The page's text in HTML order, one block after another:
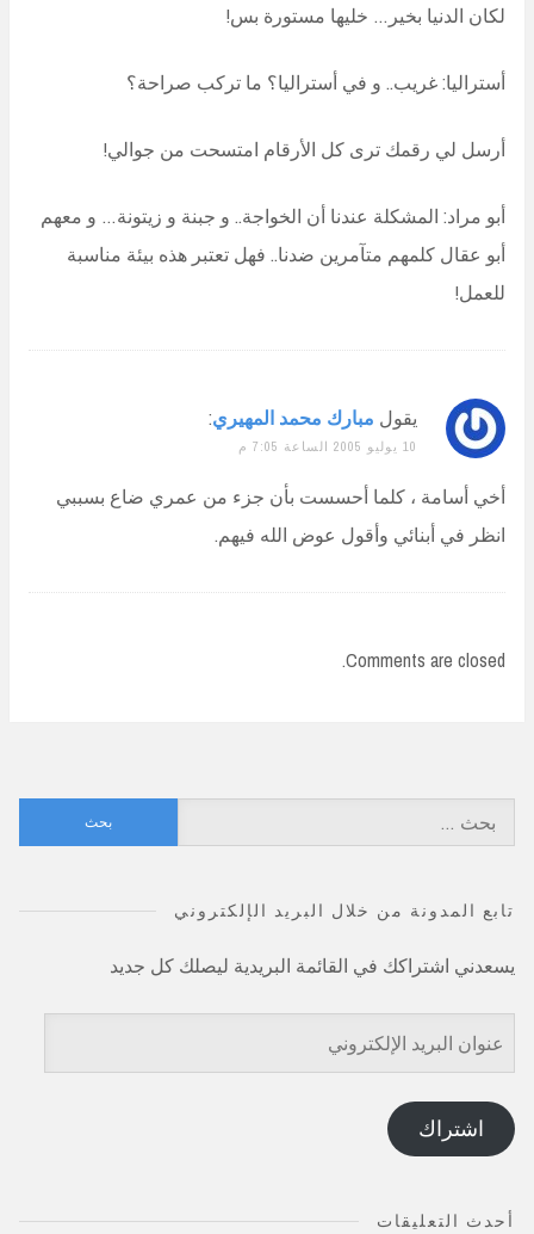
لكان الدنيا بخير… خليها مستورة بس!
أستراليا: غريب.. و في أستراليا؟ ما تركب صراحة؟
أرسل لي رقمك ترى كل الأرقام امتسحت من جوالي!
أبو مراد: المشكلة عندنا أن الخواجة.. و جبنة و زيتونة… و معهم
أبو عقال كلمهم متآمرين ضدنا.. فهل تعتبر هذه بيئة مناسبة
للعمل!
يقول مبارك محمد المهيري:
10 يوليو 2005 الساعة 7:05 م
أخي أسامة ، كلما أحسست بأن جزء من عمري ضاع بسببي
انظر في أبنائي وأقول عوض الله فيهم.
Comments are closed.
عن:
تابع المدونة من خلال البريد الإلكتروني
يسعدني اشتراكك في القائمة البريدية ليصلك كل جديد
عنوان
البريد
الإلكتروني
اشتراك
أحدث التعليقات